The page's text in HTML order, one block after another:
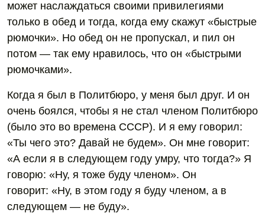
может наслаждаться своими привилегиями
только в обед и тогда, когда ему скажут «быстрые
рюмочки». Но обед он не пропускал, и пил он
потом — так ему нравилось, что он «быстрыми
рюмочками».
Когда я был в Политбюро, у меня был друг. И он
очень боялся, чтобы я не стал членом Политбюро
(было это во времена СССР). И я ему говорил:
«Ты чего это? Давай не будем». Он мне говорит:
«А если я в следующем году умру, что тогда?» Я
говорю: «Ну, я тоже буду членом». Он
говорит: «Ну, в этом году я буду членом, а в
следующем — не буду».